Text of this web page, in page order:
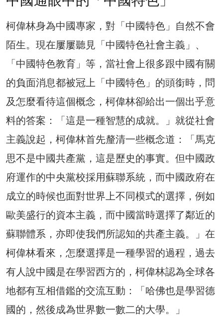
柯偉林身為中國專家，對「中國特色」自然不會
陌生。現在屢屢聽見「中國特色社會主義」、
「中國特色教育」等，當社會上很多跟中國有關
的負面消息都被冠上「中國特色」的頭銜時，問
及怎麼看待這個概念，柯偉林卻給出一個出乎意
料的答案：「這是一種智慧的成就。」就從社會
主義說起，柯偉林首先釐清一些概念道：「馬克
思不是中國共產黨，這是歷史的事實。但中國政
府運作的中央黨校採用蘇聯系統，而中國政府在
成立的時候也面對世界上不同模式的選擇，例如
歐美盛行的資本主義，而中國當時選擇了鄰近的
蘇聯體系，亦即使我們所認知的共產主義。」在
柯偉林看來，怎麼選擇是一種學習的過程，過去
有人說中國是在學習西方的，柯偉林認為全球各
地都有互相借鑑的交流互動：「哈佛也是學習德
國的，然後成為世界數一數二的大學。」